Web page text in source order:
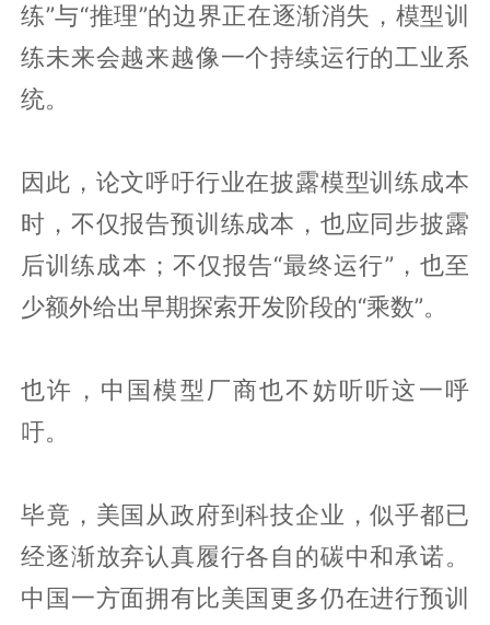
练”与“推理”的边界正在逐渐消失，模型训
练未来会越来越像一个持续运行的工业系
统。
因此，论文呼吁行业在披露模型训练成本
时，不仅报告预训练成本，也应同步披露
后训练成本；不仅报告“最终运行”，也至
少额外给出早期探索开发阶段的“乘数”。
也许，中国模型厂商也不妨听听这一呼
吁。
毕竟，美国从政府到科技企业，似乎都已
经逐渐放弃认真履行各自的碳中和承诺。
中国一方面拥有比美国更多仍在进行预训